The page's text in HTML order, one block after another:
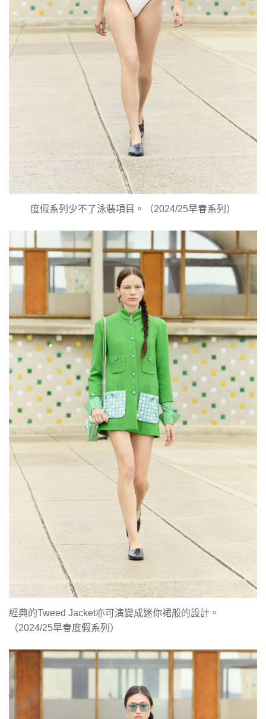
度假系列少不了泳裝項目。（2024/25早春系列）
經典的Tweed Jacket亦可演變成迷你裙般的設計。
（2024/25早春度假系列）